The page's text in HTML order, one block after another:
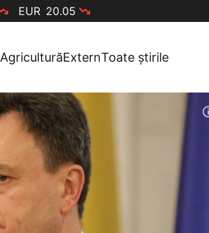
EUR 20.05
AgriculturăExternToate știrile